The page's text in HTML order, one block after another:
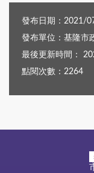
發布日期：2021/
發布單位：基隆市
最後更新時間：
點閱次數：2264